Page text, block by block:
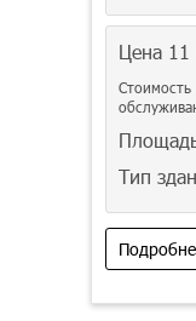
Цена 11
Стоимость
Тип